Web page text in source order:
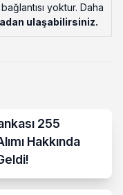
yoktur. Daha
ulaşabilirsiniz.
255
Hakkında